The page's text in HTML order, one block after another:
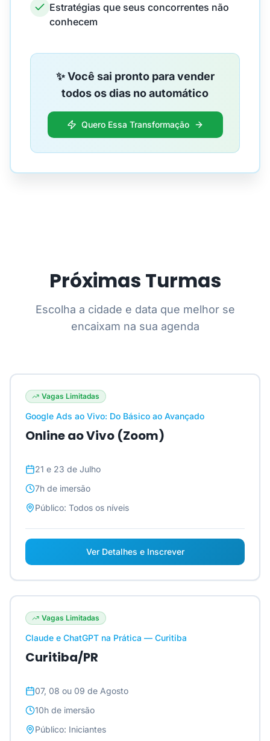
Estratégias que seus concorrentes não
conhecem
✨ Você sai pronto para vender
todos os dias no automático
Quero Essa Transformação
Próximas Turmas
Escolha a cidade e data que melhor se
encaixam na sua agenda
Vagas Limitadas
Google Ads ao Vivo: Do Básico ao Avançado
Online ao Vivo (Zoom)
21 e 23 de Julho
7h de imersão
Público: Todos os níveis
Ver Detalhes e Inscrever
Vagas Limitadas
Claude e ChatGPT na Prática — Curitiba
Curitiba/PR
07, 08 ou 09 de Agosto
10h de imersão
Público: Iniciantes